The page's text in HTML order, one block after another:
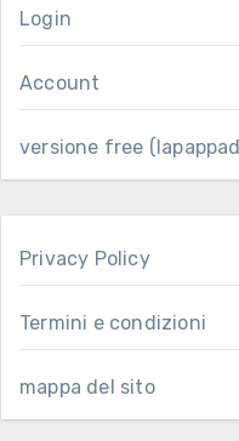
Login
Account
versione free
Privacy Policy
Termini e condizioni
mappa del sito